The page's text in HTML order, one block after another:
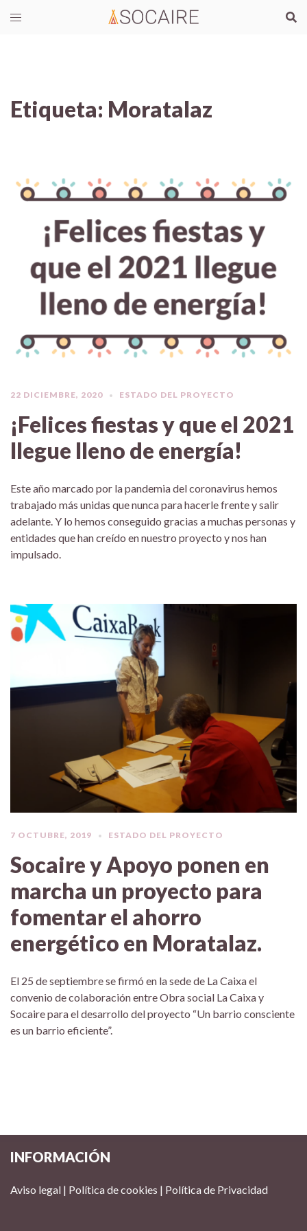
Etiqueta: Moratalaz
22 DICIEMBRE, 2020 ESTADO DEL PROYECTO
¡Felices fiestas y que el 2021
llegue lleno de energía!
Este año marcado por la pandemia del coronavirus hemos
trabajado más unidas que nunca para hacerle frente y salir
adelante. Y lo hemos conseguido gracias a muchas personas y
entidades que han creído en nuestro proyecto y nos han
impulsado.
7 OCTUBRE, 2019 ESTADO DEL PROYECTO
Socaire y Apoyo ponen en
marcha un proyecto para
fomentar el ahorro
energético en Moratalaz.
El 25 de septiembre se firmó en la sede de La Caixa el
convenio de colaboración entre Obra social La Caixa y
Socaire para el desarrollo del proyecto “Un barrio consciente
es un barrio eficiente”.
INFORMACIÓN
Aviso legal | Política de cookies | Política de Privacidad